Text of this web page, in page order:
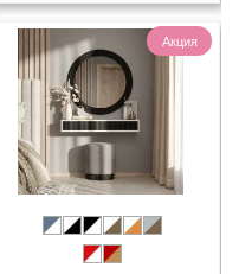
Акция